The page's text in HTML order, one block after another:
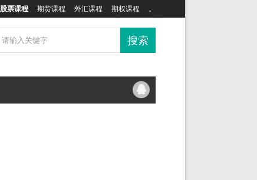
股票课程 期货课程 外汇课程 期权课程 。